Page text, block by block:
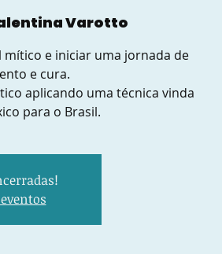
Varotto
e iniciar uma jornada de
e cura.
aplicando uma técnica vinda
para o Brasil.